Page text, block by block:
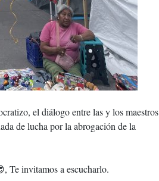
el diálogo entre las y los maestros
de lucha por la abrogación de la
Te invitamos a escucharlo.